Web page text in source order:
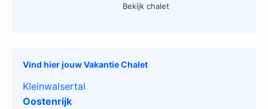
Bekijk chalet
Vind hier jouw Vakantie Chalet
Kleinwalsertal
Oostenrijk